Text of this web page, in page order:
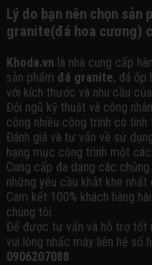
Lý do bạn nên chọn
granite(đá hoa cương)
Khoda.vn là nhà cung cấp
sản phẩm đá granite, đá ốp
với kích thước và nhu cầu của
Đội ngũ kỹ thuật và công
công nhiều công trình có
Đánh giá và tư vấn về sử
hạng mục công trình một
Cung cấp đa dạng các
những yêu cầu khắt khe nhất
Cam kết 100% khách hàng
chúng tôi.
Để được tư vấn và hỗ trợ tốt
vui lòng nhấc máy liên hệ số
0906207088